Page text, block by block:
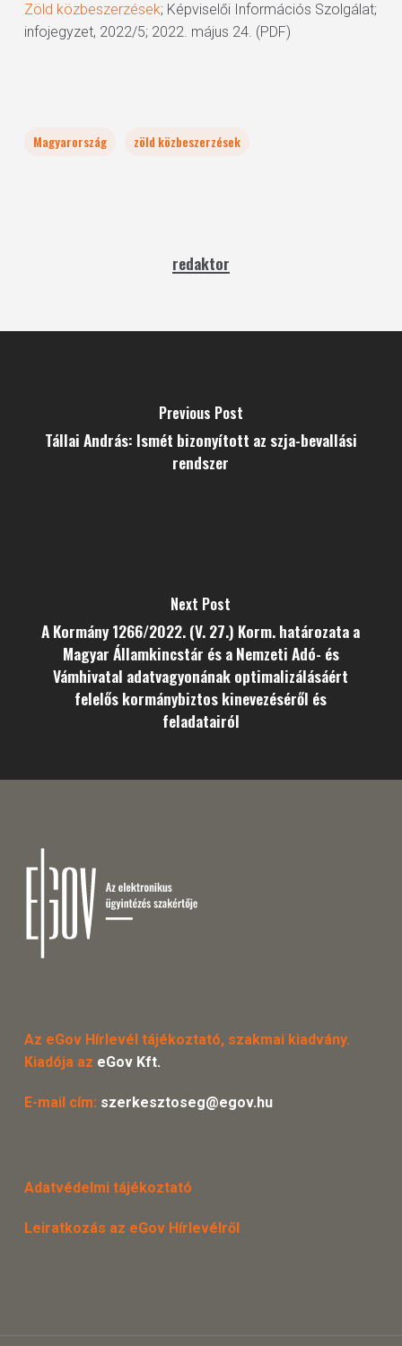
Zöld közbeszerzések; Képviselői Információs Szolgálat;
infojegyzet, 2022/5; 2022. május 24. (PDF)
Magyarország zöld közbeszerzések
redaktor
Previous Post
Tállai András: Ismét bizonyított az szja-bevallási
rendszer
Next Post
A Kormány 1266/2022. (V. 27.) Korm. határozata a
Magyar Államkincstár és a Nemzeti Adó- és
Vámhivatal adatvagyonának optimalizálásáért
felelős kormánybiztos kinevezéséről és
feladatairól
Az eGov Hírlevél tájékoztató, szakmai kiadvány.
Kiadója az eGov Kft.
E-mail cím: szerkesztoseg@egov.hu
Adatvédelmi tájékoztató
Leiratkozás az eGov Hírlevélről